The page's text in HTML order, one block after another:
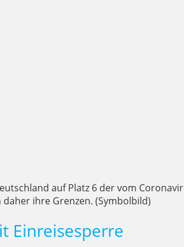
auf Platz 6 der vom
ihre Grenzen. (Symbolbild)
Einreisesperre